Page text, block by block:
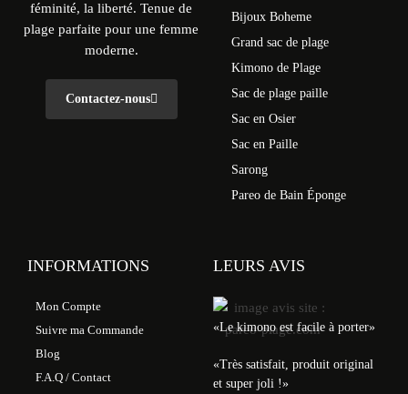
féminité, la liberté. Tenue de
plage parfaite pour une femme
moderne.
Contactez-nous
Bijoux Boheme
Grand sac de plage
Kimono de Plage
Sac de plage paille
Sac en Osier
Sac en Paille
Sarong
Pareo de Bain Éponge
INFORMATIONS
Mon Compte
Suivre ma Commande
Blog
F.A.Q / Contact
LEURS AVIS
«Le kimono est facile à porter»
«Très satisfait, produit original
et super joli !»